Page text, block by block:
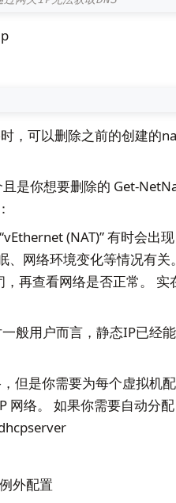
，可以删除之前的创建的
是你想要删除的 Get-
(NAT)” 有时会出
、网络环境变化等情况有
再查看网络是否正常。
般用户而言，静态IP已经
但是你需要为每个虚拟机
网络。 如果你需要自动分
外配置